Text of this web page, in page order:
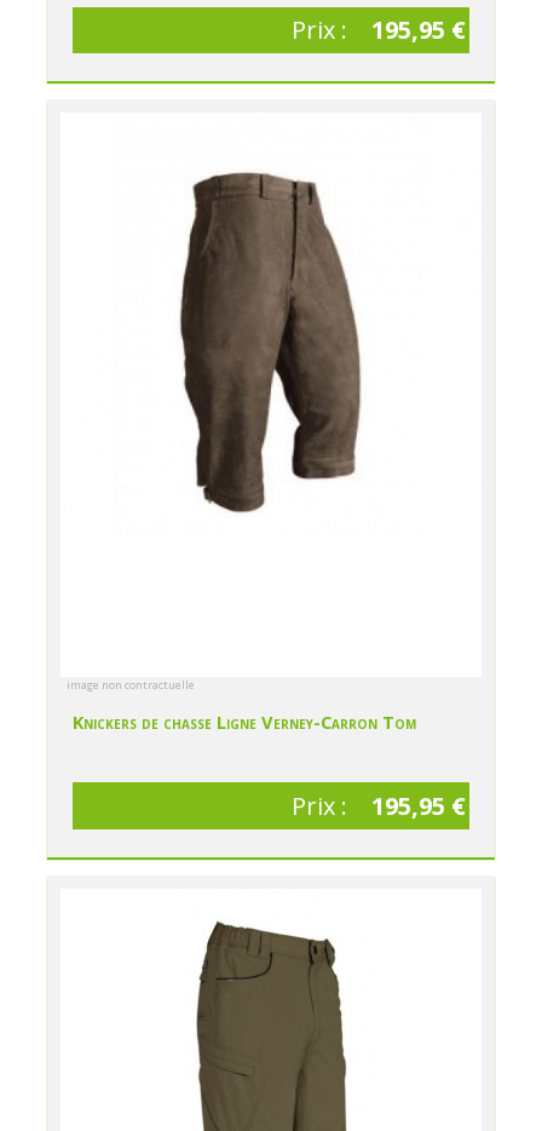
Prix : 195,95 €
image non contractuelle
Knickers de chasse Ligne Verney-Carron Tom
Prix : 195,95 €